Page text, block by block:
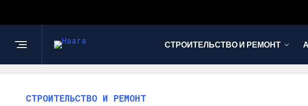
СТРОИТЕЛЬСТВО И РЕМОНТ
СТРОИТЕЛЬСТВО И РЕМОНТ